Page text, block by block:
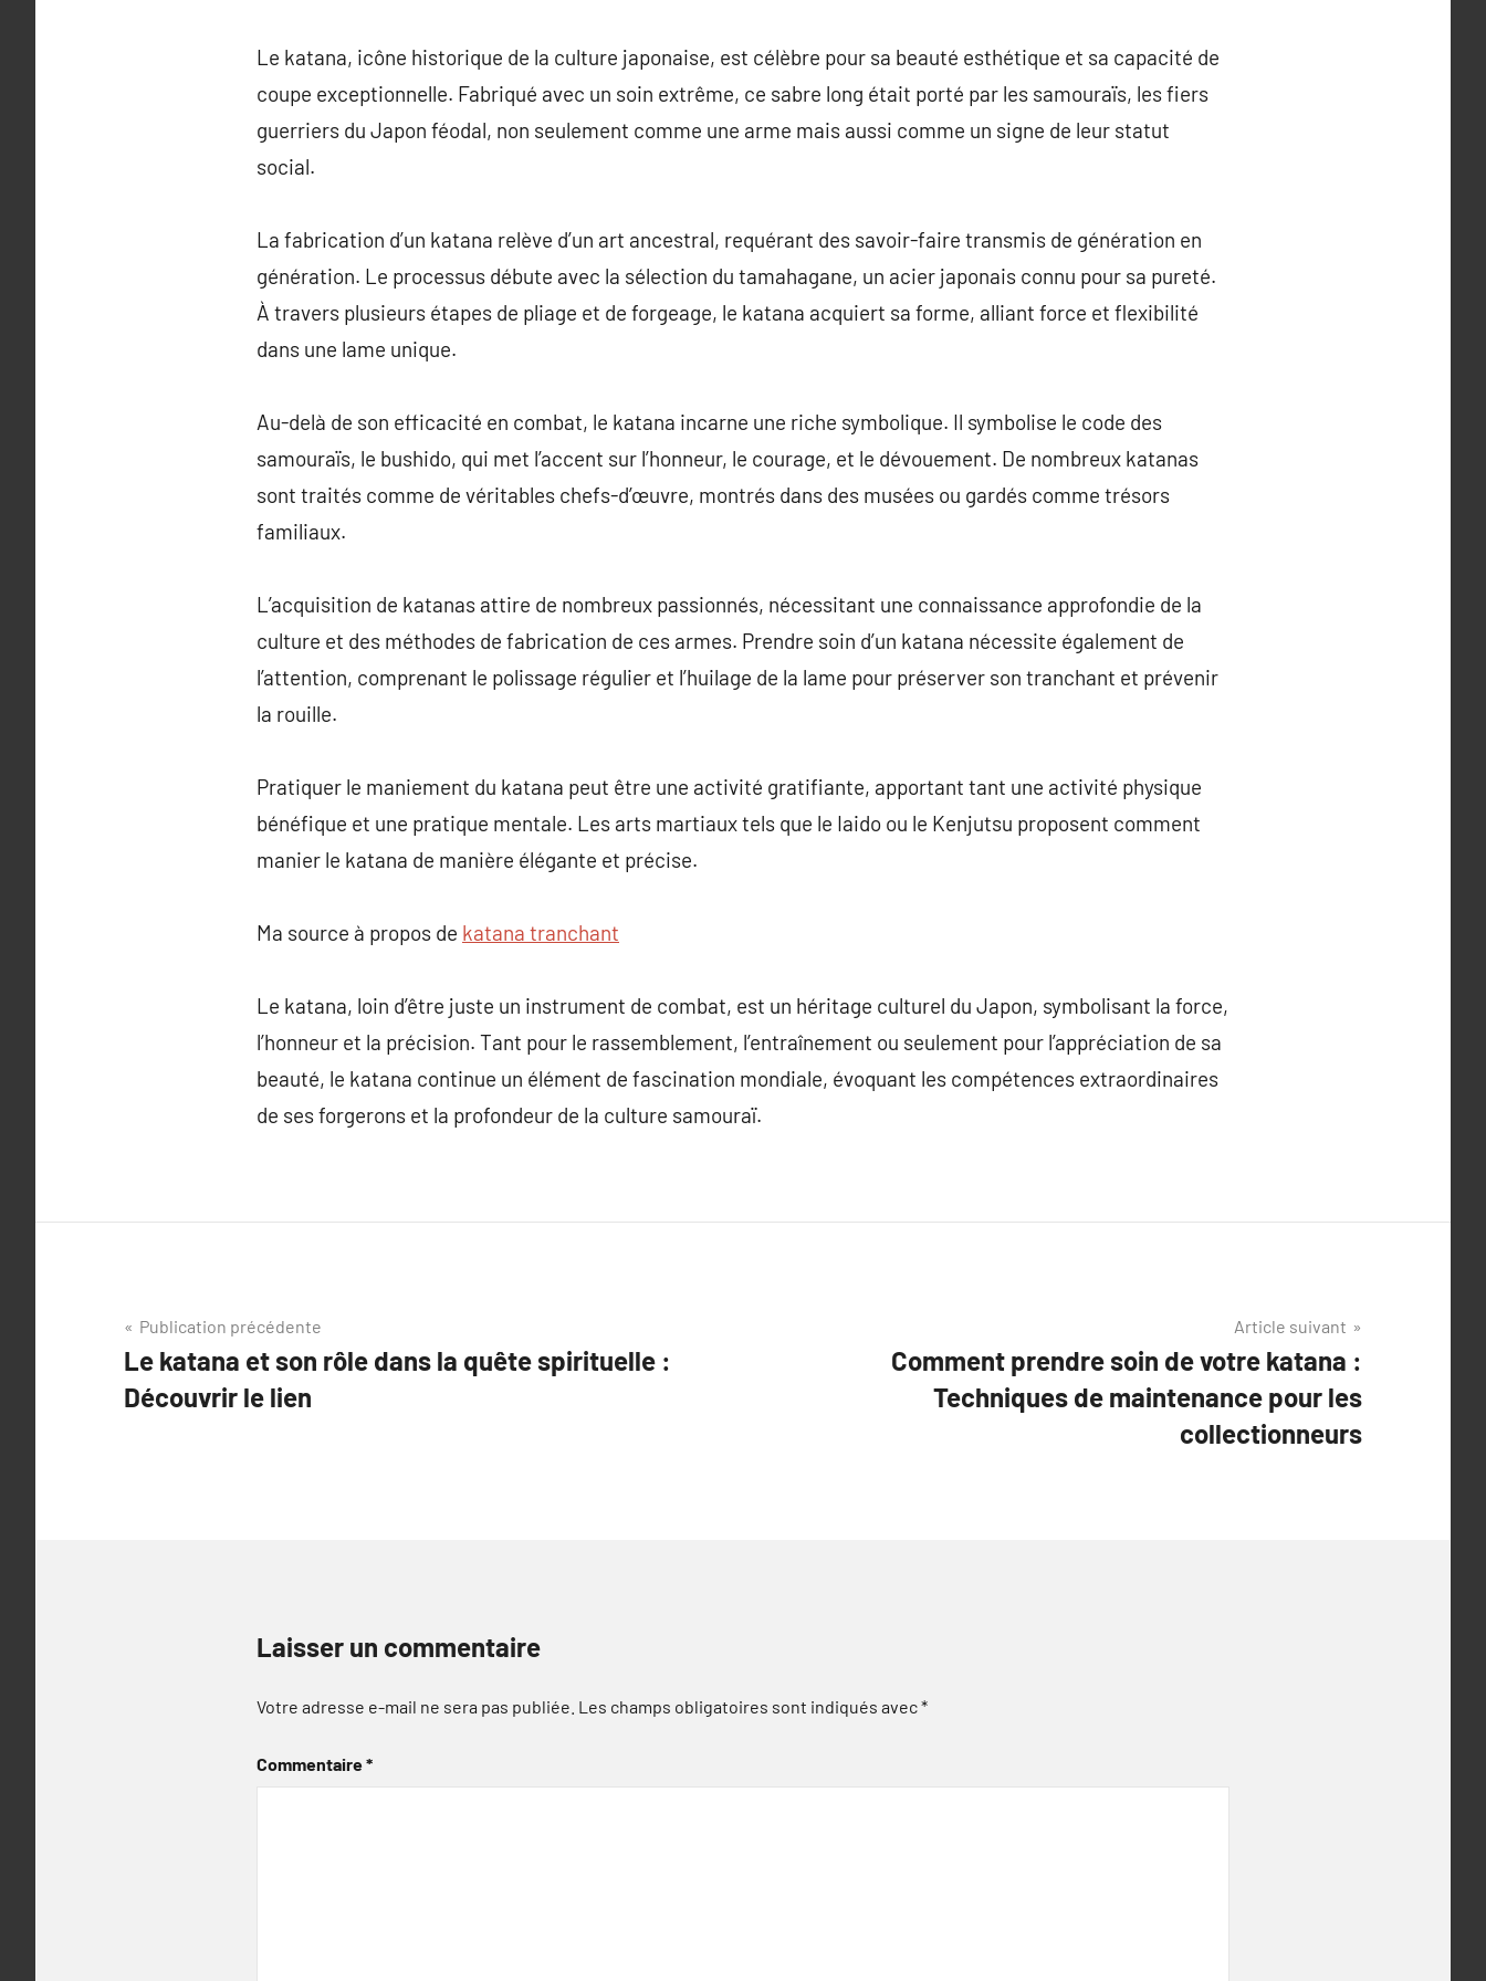
Le katana, icône historique de la culture japonaise, est célèbre pour sa beauté esthétique et sa capacité de
coupe exceptionnelle. Fabriqué avec un soin extrême, ce sabre long était porté par les samouraïs, les fiers
guerriers du Japon féodal, non seulement comme une arme mais aussi comme un signe de leur statut
social.
La fabrication d’un katana relève d’un art ancestral, requérant des savoir-faire transmis de génération en
génération. Le processus débute avec la sélection du tamahagane, un acier japonais connu pour sa pureté.
À travers plusieurs étapes de pliage et de forgeage, le katana acquiert sa forme, alliant force et flexibilité
dans une lame unique.
Au-delà de son efficacité en combat, le katana incarne une riche symbolique. Il symbolise le code des
samouraïs, le bushido, qui met l’accent sur l’honneur, le courage, et le dévouement. De nombreux katanas
sont traités comme de véritables chefs-d’œuvre, montrés dans des musées ou gardés comme trésors
familiaux.
L’acquisition de katanas attire de nombreux passionnés, nécessitant une connaissance approfondie de la
culture et des méthodes de fabrication de ces armes. Prendre soin d’un katana nécessite également de
l’attention, comprenant le polissage régulier et l’huilage de la lame pour préserver son tranchant et prévenir
la rouille.
Pratiquer le maniement du katana peut être une activité gratifiante, apportant tant une activité physique
bénéfique et une pratique mentale. Les arts martiaux tels que le Iaido ou le Kenjutsu proposent comment
manier le katana de manière élégante et précise.
Ma source à propos de katana tranchant
Le katana, loin d’être juste un instrument de combat, est un héritage culturel du Japon, symbolisant la force,
l’honneur et la précision. Tant pour le rassemblement, l’entraînement ou seulement pour l’appréciation de sa
beauté, le katana continue un élément de fascination mondiale, évoquant les compétences extraordinaires
de ses forgerons et la profondeur de la culture samouraï.
Navigation
de
l’article
Publication précédente
Le katana et son rôle dans la quête spirituelle :
Découvrir le lien
Article suivant
Comment prendre soin de votre katana :
Techniques de maintenance pour les
collectionneurs
Laisser un commentaire
Votre adresse e-mail ne sera pas publiée. Les champs obligatoires sont indiqués avec*
Commentaire*